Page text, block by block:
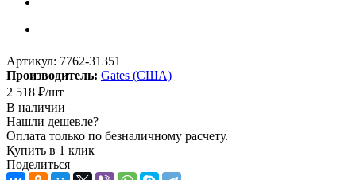
Артикул: 7762-31351
Производитель: Gates (США)
2 518 ₽/шт
В наличии
Нашли дешевле?
Оплата только по безналичному расчету.
Купить в 1 клик
Поделиться